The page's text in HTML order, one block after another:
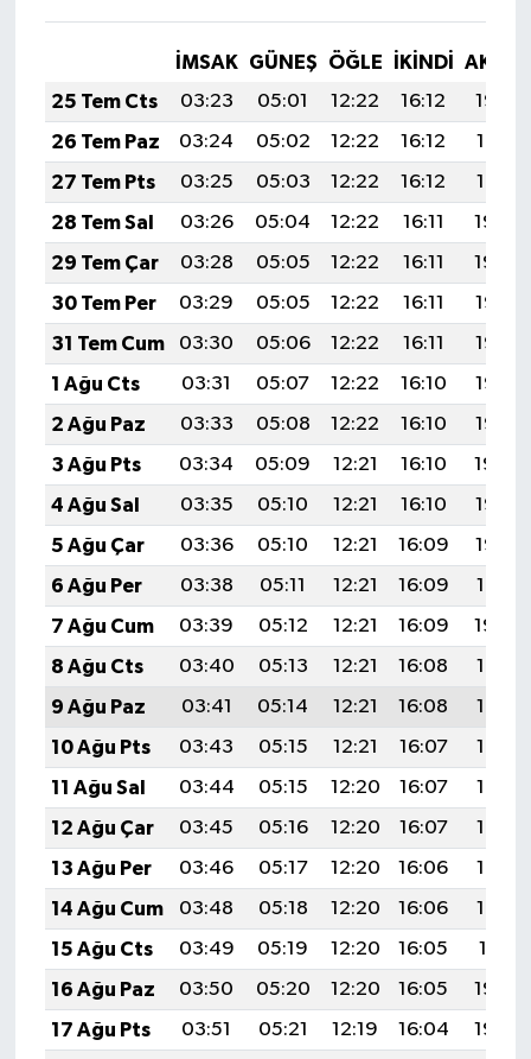
İMSAK GÜNEŞ ÖĞLE İKINDI
25 Tem Cts
03:23 05:01 12:22 16:12
19:32
26 Tem Paz
03:24 05:02 12:22 16:12
19:31
27 Tem Pts
03:25 05:03 12:22 16:12
19:31
28 Tem Sal
03:26 05:04 12:22 16:11
19:30
29 Tem Çar
03:28 05:05 12:22 16:11
19:29
30 Tem Per
03:29 05:05 12:22 16:11
19:28
31 Tem Cum
03:30 05:06 12:22 16:11
19:27
1 Ağu Cts
03:31 05:07 12:22 16:10
19:26
2 Ağu Paz
03:33 05:08 12:22 16:10
19:25
3 Ağu Pts
03:34 05:09 12:21 16:10
19:24
4 Ağu Sal
03:35 05:10 12:21 16:10
19:23
5 Ağu Çar
03:36 05:10 12:21 16:09
19:22
6 Ağu Per
03:38 05:11 12:21 16:09
19:21
7 Ağu Cum
03:39 05:12 12:21 16:09
19:20
8 Ağu Cts
03:40 05:13 12:21 16:08
19:19
9 Ağu Paz
03:41 05:14 12:21 16:08
19:18
10 Ağu Pts
03:43 05:15 12:21 16:07
19:17
11 Ağu Sal
03:44 05:15 12:20 16:07
19:16
12 Ağu Çar
03:45 05:16 12:20 16:07
19:14
13 Ağu Per
03:46 05:17 12:20 16:06
19:13
14 Ağu Cum
03:48 05:18 12:20 16:06
19:12
15 Ağu Cts
03:49 05:19 12:20 16:05
19:11
16 Ağu Paz
03:50 05:20 12:20 16:05
19:09
17 Ağu Pts
03:51 05:21 12:19 16:04
19:08